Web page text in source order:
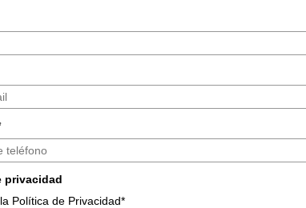
privacidad
Política de Privacidad*